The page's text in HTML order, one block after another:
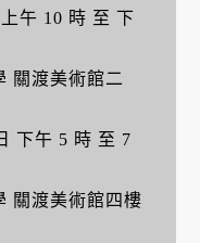
午 10 時 至 下
關渡美術館二
下午 5 時 至 7
關渡美術館四樓